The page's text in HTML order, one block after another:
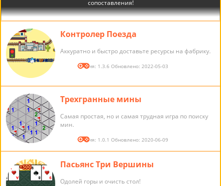
Контролер Поезда
Аккуратно и быстро доставьте ресурсы на фабрику.
Версия: 1.3.6 Обновлено: 2022-05-03
Трехгранные мины
Самая простая, но и самая трудная игра по поиску
мин.
Версия: 1.0.1 Обновлено: 2020-06-09
Пасьянс Три Вершины
Одолей горы и очисть стол!